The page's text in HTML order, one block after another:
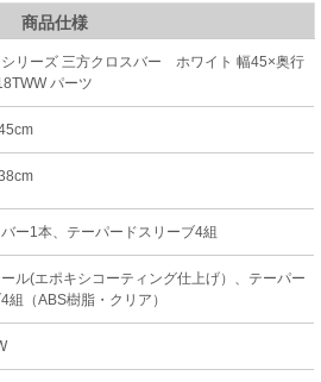
商品仕様
リーズ 三方クロスバー ホワイト 幅45×奥行
パーツ
ー1本、テーパードスリーブ4組
ル(エポキシコーティング仕上げ）、テーパー
組（ABS樹脂・クリア）